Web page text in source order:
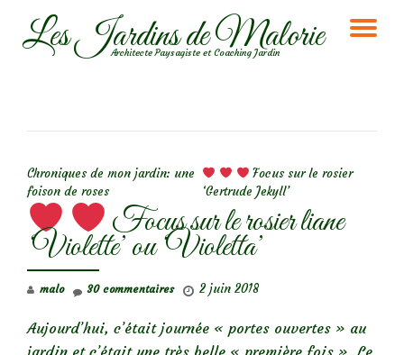
AllerLes Jardins de Malorie
Architecte Paysagiste et Coaching Jardin
Chroniques de mon jardin: une
foison de roses
Focus sur le rosier
‘Gertrude Jekyll’
Focus sur le rosier liane
‘Violette’ ou ‘Violetta’
malo 2 juin 2018
30 commentaires
Aujourd’hui, c’était journée « portes ouvertes » au